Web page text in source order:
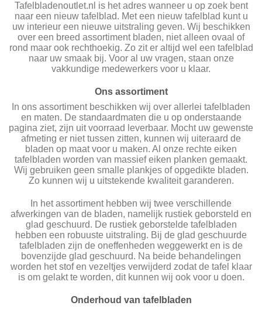
Tafelbladenoutlet.nl is het adres wanneer u op zoek bent
naar een nieuw tafelblad. Met een nieuw tafelblad kunt u
uw interieur een nieuwe uitstraling geven. Wij beschikken
over een breed assortiment bladen, niet alleen ovaal of
rond maar ook rechthoekig. Zo zit er altijd wel een tafelblad
naar uw smaak bij. Voor al uw vragen, staan onze
vakkundige medewerkers voor u klaar.
Ons assortiment
In ons assortiment beschikken wij over allerlei tafelbladen
en maten. De standaardmaten die u op onderstaande
pagina ziet, zijn uit voorraad leverbaar. Mocht uw gewenste
afmeting er niet tussen zitten, kunnen wij uiteraard de
bladen op maat voor u maken. Al onze rechte eiken
tafelbladen worden van massief eiken planken gemaakt.
Wij gebruiken geen smalle plankjes of opgedikte bladen.
Zo kunnen wij u uitstekende kwaliteit garanderen.
In het assortiment hebben wij twee verschillende
afwerkingen van de bladen, namelijk rustiek geborsteld en
glad geschuurd. De rustiek geborstelde tafelbladen
hebben een robuuste uitstraling. Bij de glad geschuurde
tafelbladen zijn de oneffenheden weggewerkt en is de
bovenzijde glad geschuurd. Na beide behandelingen
worden het stof en vezeltjes verwijderd zodat de tafel klaar
is om gelakt te worden, dit kunnen wij ook voor u doen.
Onderhoud van tafelbladen